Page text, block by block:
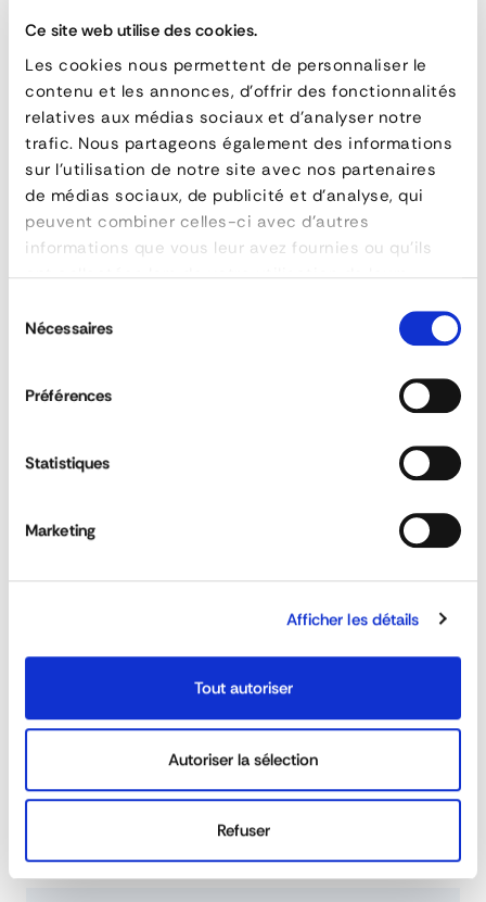
Ce site web utilise des cookies.
Les cookies nous permettent de personnaliser le
contenu et les annonces, d'offrir des fonctionnalités
relatives aux médias sociaux et d'analyser notre
trafic. Nous partageons également des informations
sur l'utilisation de notre site avec nos partenaires
de médias sociaux, de publicité et d'analyse, qui
peuvent combiner celles-ci avec d'autres
informations que vous leur avez fournies ou qu'ils
duNécessaires
Préférences
Statistiques
Marketing
Afficher les détails
Tout autoriser
Autoriser la sélection
Refuser
FEATURES
reference121-101-40
width50 mm
poids0,9 kg
longueur50 m
DOWNLOAD DATA SHEET
ASK FOR A QUOTE
Orafol prismatic retroreflective strips -
segmented tarpaulin
QUESTIONS & ANSWERS
various standards?
Do the extinguishers comply with the NF
extinguishers?
use side bumpers?
Can the reflective tapes be customised?